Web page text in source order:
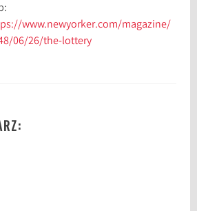
www.newyorker.com/magazine/
06/26/the-lottery